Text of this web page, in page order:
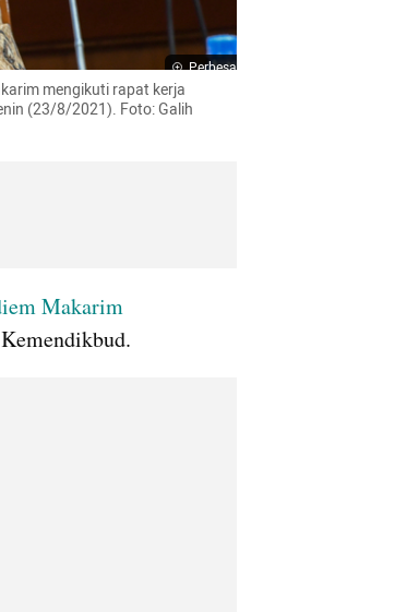
Perbesar
mengikuti rapat kerja
(23/8/2021). Foto: Galih
Makarim